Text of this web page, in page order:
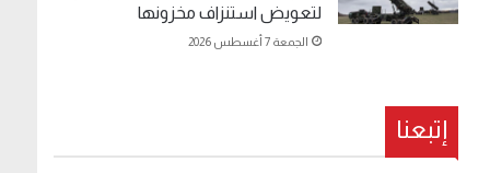
لتعويض استنزاف مخزونها
الجمعة 7 أغسطس 2026
إتبعنا